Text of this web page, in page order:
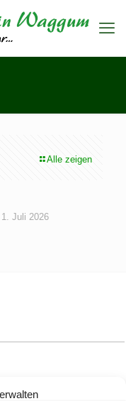
Alle zeigen
1. Juli 2026